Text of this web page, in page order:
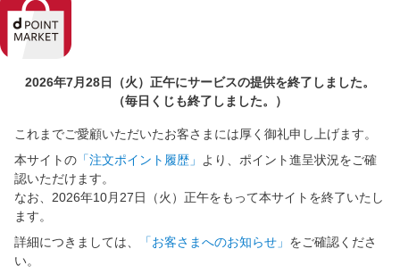
2026年7月28日（火）正午にサービスの提供を終了しました。
（毎日くじも終了しました。）
これまでご愛顧いただいたお客さまには厚く御礼申し上げます。
本サイトの 「注文ポイント履歴」
より、ポイント進呈状況をご確
認いただけます。
なお、2026年10月27日（火）正午をもって本サイトを終了いたし
ます。
詳細につきましては、
「お客さまへのお知らせ」 をご確認くださ
い。